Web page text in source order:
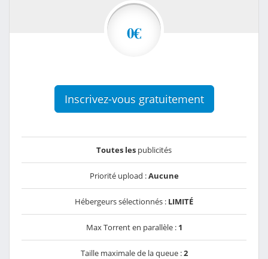
0€
Inscrivez-vous gratuitement
Toutes les publicités
Priorité upload :Aucune
Hébergeurs sélectionnés : LIMITÉ
Max Torrent en parallèle : 1
Taille maximale de la queue :2